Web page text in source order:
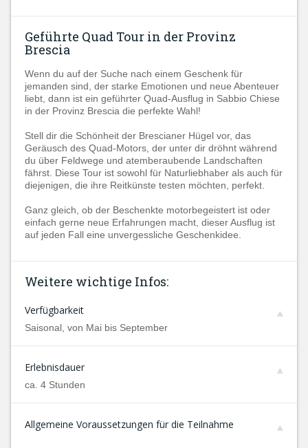
Geführte Quad Tour in der Provinz
Brescia
Wenn du auf der Suche nach einem Geschenk für
jemanden sind, der starke Emotionen und neue Abenteuer
liebt, dann ist ein geführter Quad-Ausflug in Sabbio Chiese
in der Provinz Brescia die perfekte Wahl!
Stell dir die Schönheit der Brescianer Hügel vor, das
Geräusch des Quad-Motors, der unter dir dröhnt während
du über Feldwege und atemberaubende Landschaften
fährst. Diese Tour ist sowohl für Naturliebhaber als auch für
diejenigen, die ihre Reitkünste testen möchten, perfekt.
Ganz gleich, ob der Beschenkte motorbegeistert ist oder
einfach gerne neue Erfahrungen macht, dieser Ausflug ist
auf jeden Fall eine unvergessliche Geschenkidee.
Weitere wichtige Infos:
Verfügbarkeit
Saisonal, von Mai bis September
Erlebnisdauer
ca. 4 Stunden
Allgemeine Voraussetzungen für die Teilnahme